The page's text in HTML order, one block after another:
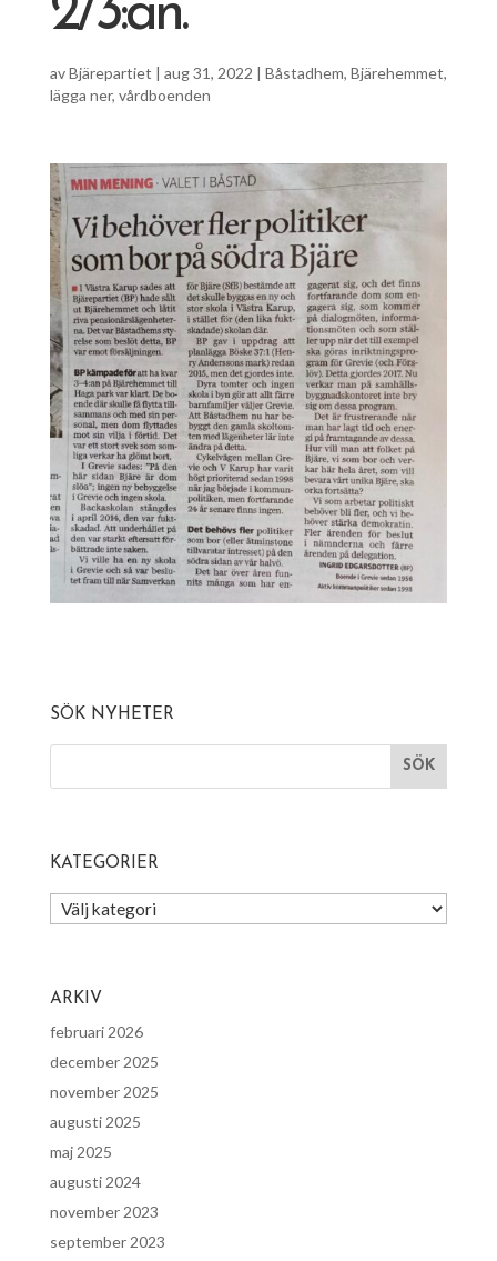
2/3:an.
avBjärepartiet | aug 31, 2022 | Båstadhem, Bjärehemmet,
lägga ner, vårdboenden
SÖK NYHETER
KATEGORIER
Kategorier
ARKIV
februari 2026
december 2025
november 2025
augusti 2025
maj 2025
augusti 2024
november 2023
september 2023